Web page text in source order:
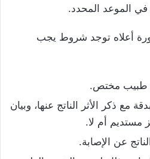
في الموعد المحدد.
أعلاه توجد شروط يجب
طبيب مختص.
مع ذكر الأثر الناتج عنها، وبيان
مستديم أم لا.
عن الإصابة.